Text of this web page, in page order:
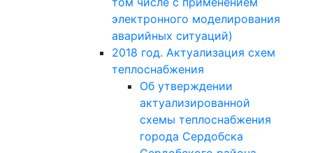
электронного моделирования
аварийных ситуаций)
2018 год. Актуализация схем
теплоснабжения
Об утверждении
актуализированной
схемы теплоснабжения
города Сердобска